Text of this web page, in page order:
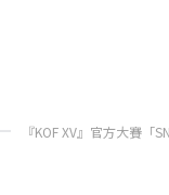
『KOF XV』官方大賽「